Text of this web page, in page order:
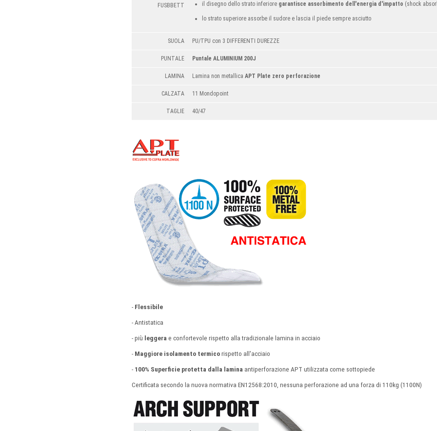
FUSBBETT il disegno dello strato inferiore garantisce assorbimento dell'energia d'impatto (shock
lo strato superiore assorbe il sudore e lascia il piede sempre asciutto
SUOLA PU/TPU con 3 DIFFERENTI DUREZZE
PUNTALE Puntale ALUMINIUM 200J
LAMINA Lamina non metallicaAPT Plate zero perforazione
CALZATA 11 Mondopoint
TAGLIE 40/47
- Flessibile
- Antistatica
- più leggera e confortevole rispetto alla tradizionale lamina in acciaio
- Maggiore isolamento termico rispetto all'acciaio
- 100% Superficie protetta dalla lamina antiperforazione APT utilizzata come sottopiede
Certificata secondo la nuova normativa EN12568:2010, nessuna perforazione ad una forza di 110kg (1100N)